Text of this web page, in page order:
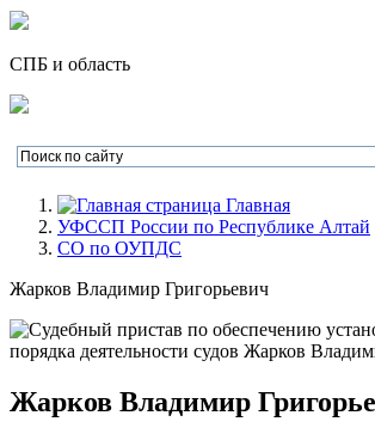
СПБ и область
Главная
УФССП России по Республике Алтай
СО по ОУПДС
Жарков Владимир Григорьевич
Жарков Владимир